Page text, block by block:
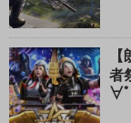
者
∀